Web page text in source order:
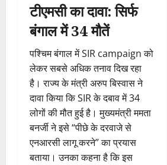
टीएमसी का दावा: सिर्फ
बंगाल में 34 मौतें
पश्चिम बंगाल में SIR campaign को
लेकर सबसे अधिक तनाव दिख रहा
है। राज्य के मंत्री अरुप बिस्वास ने
दावा किया कि SIR के दबाव में 34
लोगों की मौत हुई है। मुख्यमंत्री ममता
बनर्जी ने इसे “पीछे के दरवाजे से
एनआरसी लागू करने” का प्रयास
बताया। उनका कहना है कि इस